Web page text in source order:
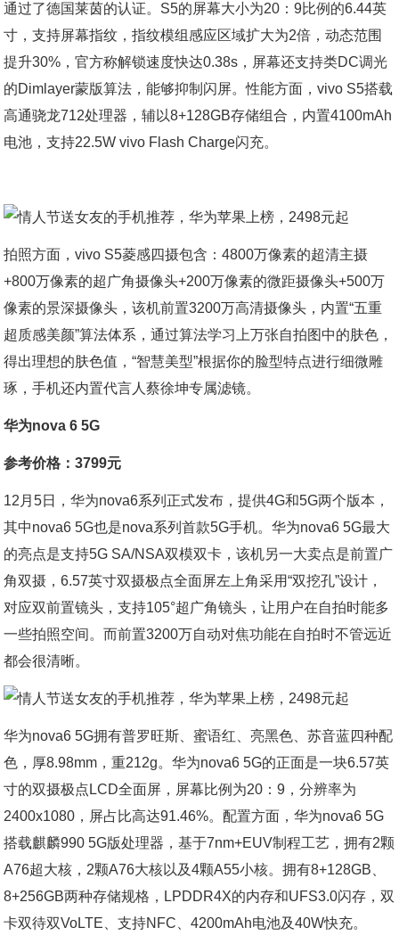
通过了德国莱茵的认证。S5的屏幕大小为20：9比例的6.44英
寸，支持屏幕指纹，指纹模组感应区域扩大为2倍，动态范围
提升30%，官方称解锁速度快达0.38s，屏幕还支持类DC调光
的Dimlayer蒙版算法，能够抑制闪屏。性能方面，vivo S5搭载
高通骁龙712处理器，辅以8+128GB存储组合，内置4100mAh
电池，支持22.5W vivo Flash Charge闪充。
拍照方面，vivo S5菱感四摄包含：4800万像素的超清主摄
+800万像素的超广角摄像头+200万像素的微距摄像头+500万
像素的景深摄像头，该机前置3200万高清摄像头，内置“五重
超质感美颜”算法体系，通过算法学习上万张自拍图中的肤色，
得出理想的肤色值，“智慧美型”根据你的脸型特点进行细微雕
琢，手机还内置代言人蔡徐坤专属滤镜。
华为nova 6 5G
参考价格：3799元
12月5日，华为nova6系列正式发布，提供4G和5G两个版本，
其中nova6 5G也是nova系列首款5G手机。华为nova6 5G最大
的亮点是支持5G SA/NSA双模双卡，该机另一大卖点是前置广
角双摄，6.57英寸双摄极点全面屏左上角采用“双挖孔”设计，
对应双前置镜头，支持105°超广角镜头，让用户在自拍时能多
一些拍照空间。而前置3200万自动对焦功能在自拍时不管远近
都会很清晰。
华为nova6 5G拥有普罗旺斯、蜜语红、亮黑色、苏音蓝四种配
色，厚8.98mm，重212g。华为nova6 5G的正面是一块6.57英
寸的双摄极点LCD全面屏，屏幕比例为20：9，分辨率为
2400x1080，屏占比高达91.46%。配置方面，华为nova6 5G
搭载麒麟990 5G版处理器，基于7nm+EUV制程工艺，拥有2颗
A76超大核，2颗A76大核以及4颗A55小核。拥有8+128GB、
8+256GB两种存储规格，LPDDR4X的内存和UFS3.0闪存，双
卡双待双VoLTE、支持NFC、4200mAh电池及40W快充。